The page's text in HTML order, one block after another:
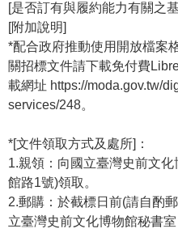
[是否訂有與履約能力有關之
[附加說明]
*配合政府推動使用開放檔案
關招標文件請下載免付費
載網址 https://moda.gov.tw/
services/248。
*[文件領取方式及處所]：
1.親領：向國立臺灣史前文
館路1號)領取。
2.郵購：於截標日前(請自酌
立臺灣史前文化博物館秘書